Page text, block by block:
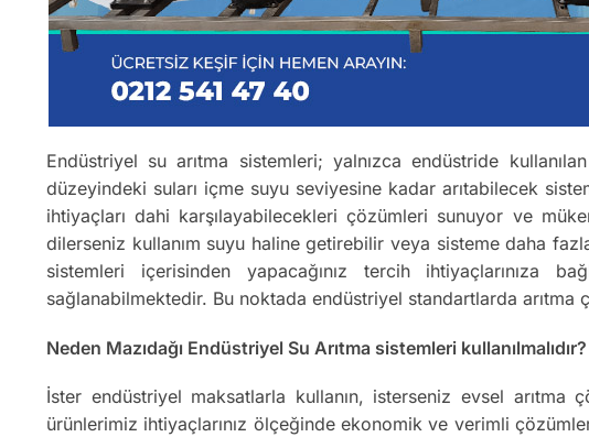
Endüstriyel su arıtma sistemleri; yalnızca endüstride
düzeyindeki suları içme suyu seviyesine kadar arıtabilecek
ihtiyaçları dahi karşılayabilecekleri çözümleri sunuyor ve
dilerseniz kullanım suyu haline getirebilir veya sisteme daha
sistemleri içerisinden yapacağınız tercih ihtiyaçlarınıza
sağlanabilmektedir. Bu noktada endüstriyel standartlarda
Neden Mazıdağı Endüstriyel Su Arıtma sistemleri kullanılmalıdır?
İster endüstriyel maksatlarla kullanın, isterseniz evsel arıtma
ürünlerimiz ihtiyaçlarınız ölçeğinde ekonomik ve verimli